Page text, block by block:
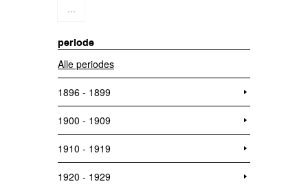
...
periode
Alle periodes
1896 - 1899
1900 - 1909
1910 - 1919
1920 - 1929